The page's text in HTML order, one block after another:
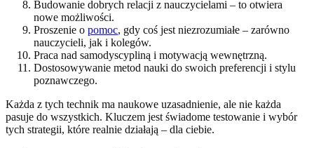
Budowanie dobrych relacji z nauczycielami – to otwiera
nowe możliwości.
Proszenie o pomoc, gdy coś jest niezrozumiałe – zarówno
nauczycieli, jak i kolegów.
Praca nad samodyscypliną i motywacją wewnętrzną.
Dostosowywanie metod nauki do swoich preferencji i stylu
poznawczego.
Każda z tych technik ma naukowe uzasadnienie, ale nie każda
pasuje do wszystkich. Kluczem jest świadome testowanie i wybór
tych strategii, które realnie działają – dla ciebie.